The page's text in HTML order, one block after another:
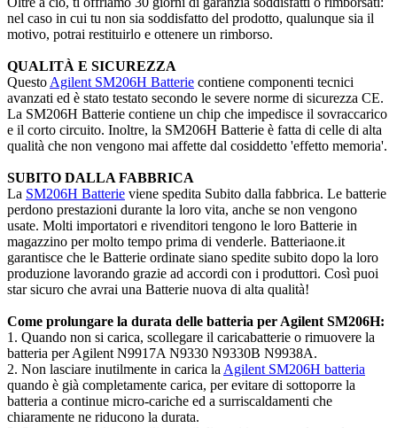
nel caso in cui tu non sia soddisfatto del prodotto, qualunque sia il
motivo, potrai restituirlo e ottenere un rimborso.
QUALITÀ E SICUREZZA
Questo Agilent SM206H Batterie contiene componenti tecnici
avanzati ed è stato testato secondo le severe norme di sicurezza CE.
La SM206H Batterie contiene un chip che impedisce il sovraccarico
e il corto circuito. Inoltre, la SM206H Batterie è fatta di celle di alta
qualità che non vengono mai affette dal cosiddetto 'effetto memoria'.
SUBITO DALLA FABBRICA
La SM206H Batterie viene spedita Subito dalla fabbrica. Le batterie
perdono prestazioni durante la loro vita, anche se non vengono
usate. Molti importatori e rivenditori tengono le loro Batterie in
magazzino per molto tempo prima di venderle. Batteriaone.it
garantisce che le Batterie ordinate siano spedite subito dopo la loro
produzione lavorando grazie ad accordi con i produttori. Così puoi
star sicuro che avrai una Batterie nuova di alta qualità!
Come prolungare la durata delle batteria per Agilent SM206H:
1. Quando non si carica, scollegare il caricabatterie o rimuovere la
batteria per Agilent N9917A N9330 N9330B N9938A.
2. Non lasciare inutilmente in carica la Agilent SM206H batteria
quando è già completamente carica, per evitare di sottoporre la
batteria a continue micro-cariche ed a surriscaldamenti che
chiaramente ne riducono la durata.